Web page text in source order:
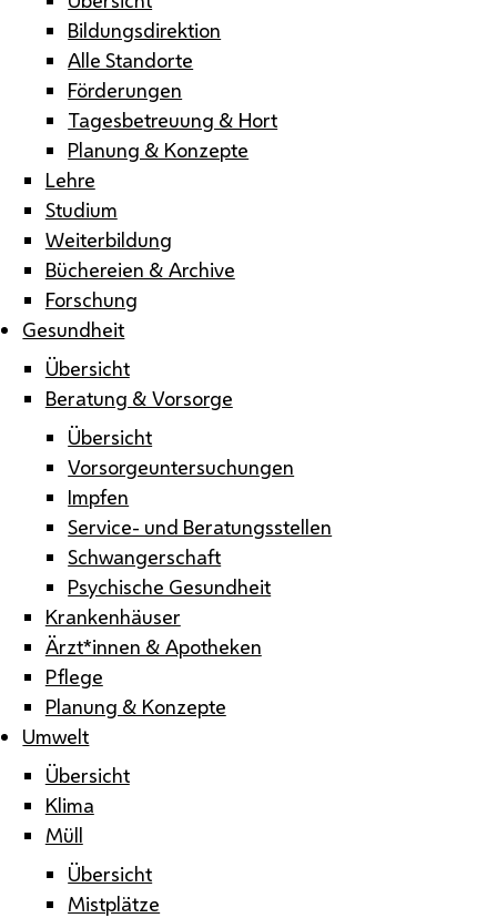
Bildungsdirektion
Alle Standorte
Förderungen
Tagesbetreuung & Hort
Planung & Konzepte
Lehre
Studium
Weiterbildung
Büchereien & Archive
Forschung
Gesundheit
Übersicht
Beratung & Vorsorge
Übersicht
Vorsorgeuntersuchungen
Impfen
Service- und Beratungsstellen
Schwangerschaft
Psychische Gesundheit
Krankenhäuser
Ärzt*innen & Apotheken
Pflege
Planung & Konzepte
Umwelt
Übersicht
Klima
Müll
Übersicht
Mistplätze